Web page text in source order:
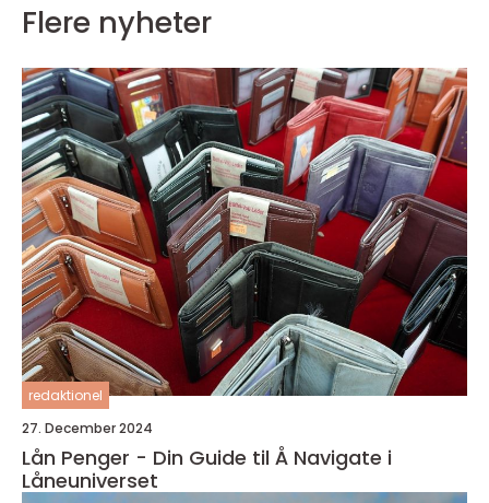
Flere nyheter
redaktionel
27. December 2024
Lån Penger - Din Guide til Å Navigate i
Låneuniverset